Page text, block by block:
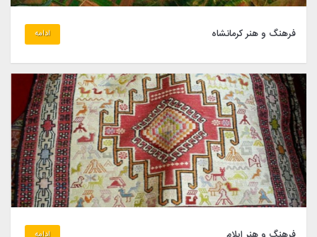
فرهنگ و هنر کرمانشاه ادامه